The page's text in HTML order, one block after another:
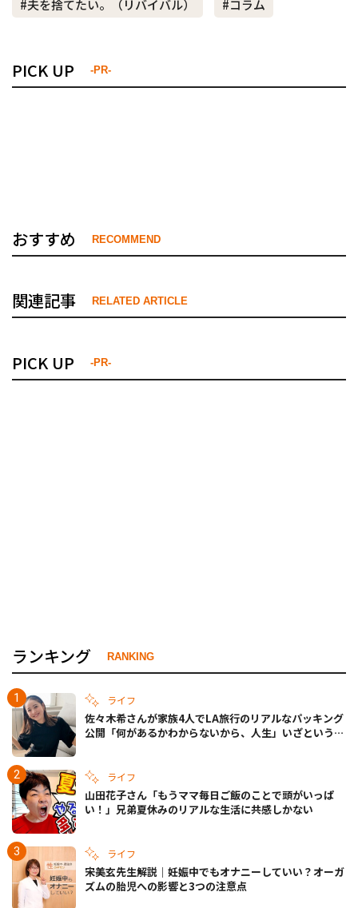
#夫を捨てたい。（リバイバル） #コラム
PICK UP -PR-
おすすめ RECOMMEND
関連記事 RELATED ARTICLE
PICK UP -PR-
ランキング RANKING
ライフ
佐々木希さんが家族4人でLA旅行のリアルなパッキング
公開「何があるかわからないから、人生」いざというと
ライフ
山田花子さん「もうママ毎日ご飯のことで頭がいっぱ
い！」兄弟夏休みのリアルな生活に共感しかない
ライフ
宋美玄先生解説｜妊娠中でもオナニーしていい？オーガ
ズムの胎児への影響と3つの注意点